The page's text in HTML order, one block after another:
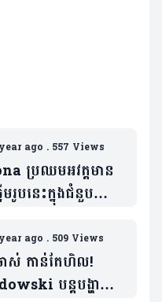
ago . 557 Views
ប្រឈមអវត្តមាន
មរូបនេះក្នុងជំនួប
ago . 509 Views
ាស់ កាន់តែហិល!
បន្តបង្ហាញ